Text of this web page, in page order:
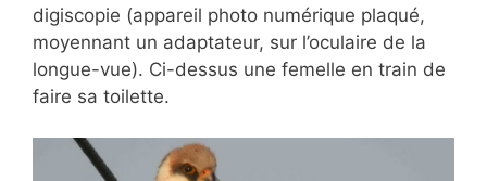
digiscopie (appareil photo numérique plaqué,
moyennant un adaptateur, sur l’oculaire de la
longue-vue). Ci-dessus une femelle en train de
faire sa toilette.